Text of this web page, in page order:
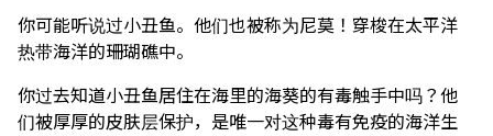
你可能听说过小丑鱼。他们也被称为尼莫！穿梭在太平洋
热带海洋的珊瑚礁中。
你过去知道小丑鱼居住在海里的海葵的有毒触手中吗？他
们被厚厚的皮肤层保护，是唯一对这种毒有免疫的海洋生